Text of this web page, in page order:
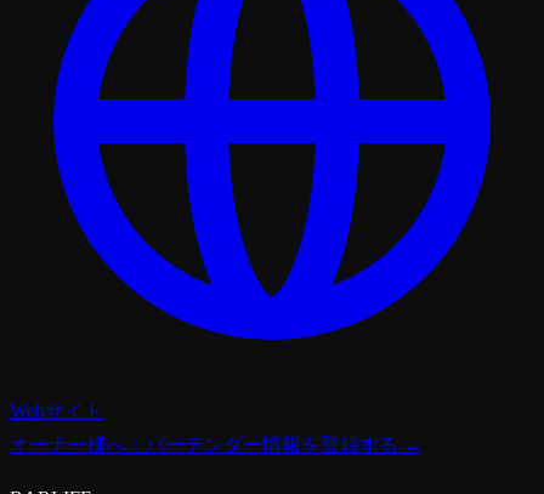
Webサイト
オーナー様へ：バーテンダー情報を登録する →